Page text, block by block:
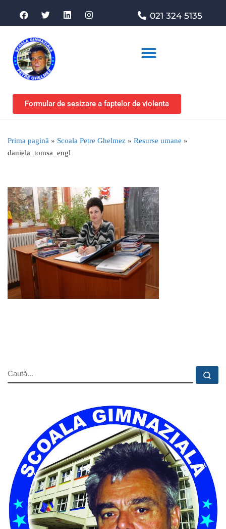
021 324 5135
Formular de sesizare a faptelor de violenta
Prima pagină » Scoala Petre Ghelmez » Resurse umane »
daniela_tomsa_engl